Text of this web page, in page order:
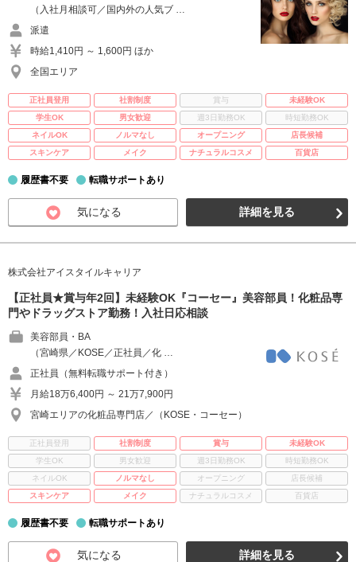
（入社月相談可／国内外の人気ブ …
派遣
時給1,410円 ～ 1,600円 ほか
全国エリア
正社員登用 社割制度 賞与
未経験OK
学生OK
男女歓迎 週3日勤務OK
時短勤務OK
ネイルOK
ノルマなし オープニング
店長候補
スキンケア
メイク ナチュラルコスメ 百貨店
履歴書不要 転職サポートあり
気になる 詳細を見る
株式会社アイスタイルキャリア
【正社員★賞与年2回】未経験OK『コーセー』美容部員！化粧品専
門やドラッグストア勤務！入社日応相談
美容部員・BA
（宮崎県／KOSE／正社員／化 …
正社員（無料転職サポート付き）
月給18万6,400円 ～ 21万7,900円
宮崎エリアの化粧品専門店／（KOSE・コーセー）
正社員登用 社割制度 賞与
未経験OK
学生OK
男女歓迎 週3日勤務OK
時短勤務OK
ネイルOK
ノルマなし オープニング
店長候補
スキンケア
メイク ナチュラルコスメ 百貨店
履歴書不要 転職サポートあり
気になる 詳細を見る